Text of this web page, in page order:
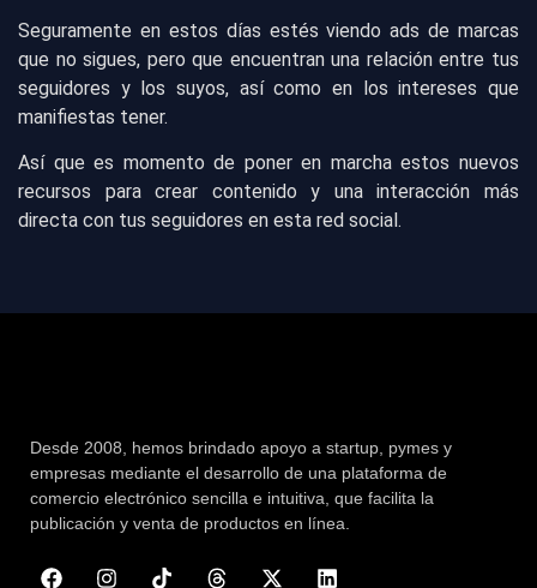
Seguramente en estos días estés viendo ads de marcas
que no sigues, pero que encuentran una relación entre tus
seguidores y los suyos, así como en los intereses que
manifiestas tener.
Así que es momento de poner en marcha estos nuevos
recursos para crear contenido y una interacción más
directa con tus seguidores en esta red social.
Desde 2008, hemos brindado apoyo a startup, pymes y
empresas mediante el desarrollo de una plataforma de
comercio electrónico sencilla e intuitiva, que facilita la
publicación y venta de productos en línea.